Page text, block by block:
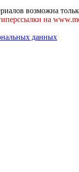
возможна
на
данных